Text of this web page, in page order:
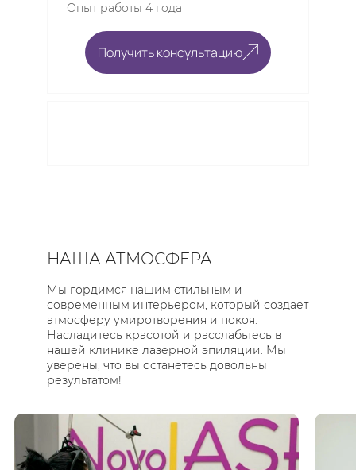
Опыт работы 4 года
Получить консультацию
НАША АТМОСФЕРА
Мы гордимся нашим стильным и
современным интерьером, который создает
атмосферу умиротворения и покоя.
Насладитесь красотой и расслабьтесь в
нашей клинике лазерной эпиляции. Мы
уверены, что вы останетесь довольны
результатом!